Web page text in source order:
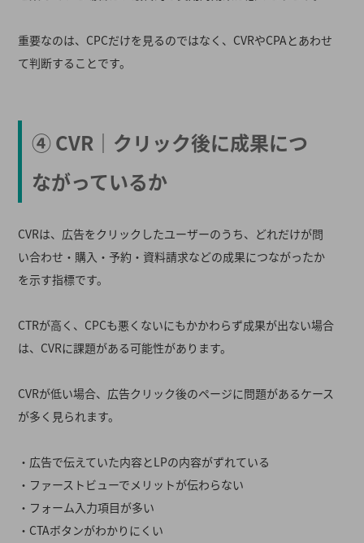
重要なのは、CPCだけを見るのではなく、CVRやCPAとあわせ
て判断することです。
④ CVR｜クリック後に成果につ
ながっているか
CVRは、広告をクリックしたユーザーのうち、どれだけが問
い合わせ・購入・予約・資料請求などの成果につながったか
を示す指標です。
CTRが高く、CPCも悪くないにもかかわらず成果が出ない場合
は、CVRに課題がある可能性があります。
CVRが低い場合、広告クリック後のページに問題があるケース
が多く見られます。
・広告で伝えていた内容とLPの内容がずれている
・ファーストビューでメリットが伝わらない
・フォーム入力項目が多い
・CTAボタンがわかりにくい